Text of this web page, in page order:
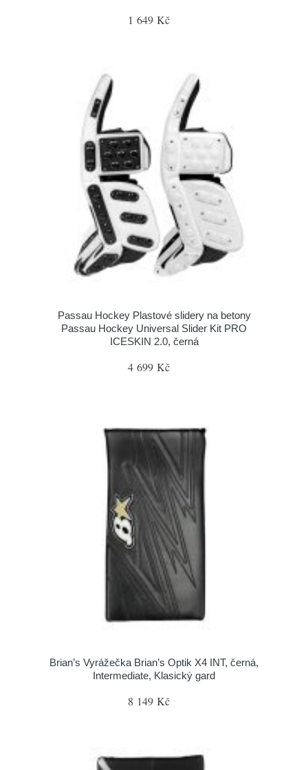
1 649 Kč
Passau Hockey Plastové slidery na betony
Passau Hockey Universal Slider Kit PRO
ICESKIN 2.0, černá
4 699 Kč
Brian’s Vyrážečka Brian’s Optik X4 INT, černá,
Intermediate, Klasický gard
8 149 Kč